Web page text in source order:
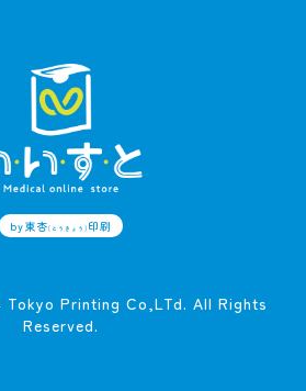
by東杏(とうきょう) 印刷
Tokyo Printing Co,LTd. All Rights
Reserved.